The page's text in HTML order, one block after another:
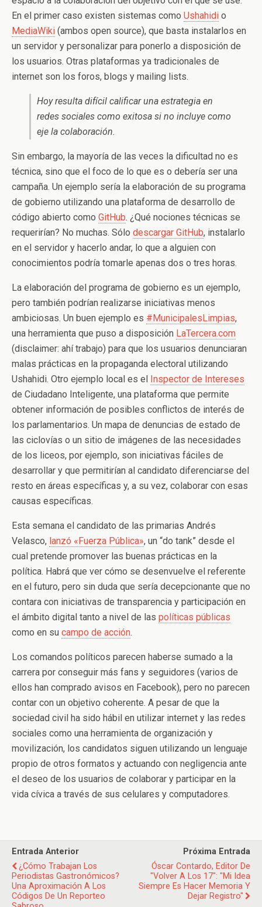
En el primer caso existen sistemas como Ushahidi o
MediaWiki (ambos open source), que basta instalarlos en
un servidor y personalizar para ponerlo a disposición de
los usuarios. Otras plataformas ya tradicionales de
internet son los foros, blogs y mailing lists.
Hoy resulta difícil calificar una estrategia en
redes sociales como exitosa si no incluye como
eje la colaboración.
Sin embargo, la mayoría de las veces la dificultad no es
técnica, sino que el foco de lo que es o debería ser una
campaña. Un ejemplo sería la elaboración de su programa
de gobierno utilizando una plataforma de desarrollo de
código abierto como GitHub. ¿Qué nociones técnicas se
requerirían? No muchas. Sólo descargar GitHub, instalarlo
en el servidor y hacerlo andar, lo que a alguien con
conocimientos podría tomarle apenas dos o tres horas.
La elaboración del programa de gobierno es un ejemplo,
pero también podrían realizarse iniciativas menos
ambiciosas. Un buen ejemplo es #MunicipalesLimpias,
una herramienta que puso a disposición LaTercera.com
(disclaimer: ahí trabajo) para que los usuarios denunciaran
malas prácticas en la propaganda electoral utilizando
Ushahidi. Otro ejemplo local es el
Inspector de Intereses
de Ciudadano Inteligente, una plataforma que permite
obtener información de posibles conflictos de interés de
los parlamentarios. Un mapa de denuncias de estado de
las ciclovías o un sitio de imágenes de las necesidades
de los liceos, por ejemplo, son iniciativas fáciles de
desarrollar y que permitirían al candidato diferenciarse del
resto en áreas específicas y, a su vez, colaborar con esas
causas específicas.
Esta semana el candidato de las primarias Andrés
Velasco, lanzó «Fuerza Pública», un “do tank” desde el
cual pretende promover las buenas prácticas en la
política. Habrá que ver cómo se desenvuelve el referente
en el futuro, pero sin duda que sería decepcionante que no
contara con iniciativas de transparencia y participación en
el ámbito digital tanto a nivel de las políticas públicas
como en su campo de acción.
Los comandos políticos parecen haberse sumado a la
carrera por conseguir más fans y seguidores (varios de
ellos han comprado avisos en Facebook), pero no parecen
contar con un objetivo coherente. A pesar de que la
sociedad civil ha sido hábil en utilizar internet y las redes
sociales como una herramienta de organización y
movilización, los candidatos siguen utilizando un lenguaje
propio de otros formatos y actuando con negligencia ante
el deseo de los usuarios de colaborar y participar en la
vida cívica a través de sus celulares y computadores.
Entrada Anterior
¿Cómo Trabajan Los
Periodistas Gastronómicos?
Una Aproximación A Los
Códigos De Un Reporteo
Próxima Entrada
Óscar Contardo, Editor De
"Volver A Los 17": "Mi Idea
Siempre Es Hacer Memoria Y
Dejar Registro"